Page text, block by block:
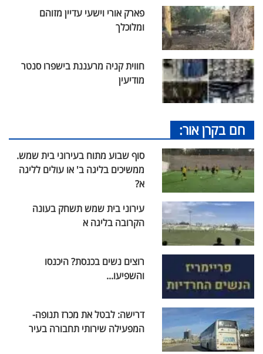
פארק אורי וישעי עדיין מזוהם
ומלוכלך
חווית קניה מרעננת בישפרו סנטר
מודיעין
חם בקרן אור:
סוף שבוע מתוח בעירוני בית שמש.
ממשיכים בליגה ב' או עולים לליגה
א?
עירוני בית שמש תשחק בעונה
הקרובה בליגה א
רוצים נשים בכנסת? היכנסו
והשפיעו...
דרישה: לבטל את מכרז תנופה-
המפעילה שירותי תחבורה בעיר